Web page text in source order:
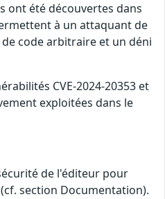
ont été découvertes dans
à un attaquant de
code arbitraire et un déni
CVE-2024-20353 et
exploitées dans le
de l'éditeur pour
section Documentation).